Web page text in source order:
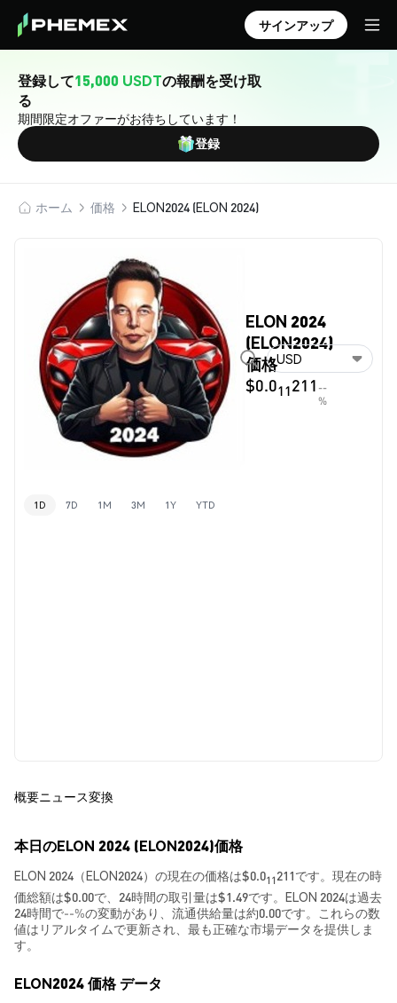
サインアップ
登録して15,000 USDTの報酬を受け取
る
期間限定オファーがお待ちしています！
登録
ホーム 価格 ELON2024 (ELON 2024)
ELON 2024
(ELON2024)
価格
$0.011211 --
%
USD
1D 7D 1M 3M 1Y YTD
概要ニュース変換
本日のELON 2024 (ELON2024)価格
ELON 2024（ELON2024）の現在の価格は$0.011211です。現在の時
価総額は$0.00で、24時間の取引量は$1.49です。ELON 2024は過去
24時間で--%の変動があり、流通供給量は約0.00です。これらの数
値はリアルタイムで更新され、最も正確な市場データを提供しま
す。
ELON2024 価格 データ